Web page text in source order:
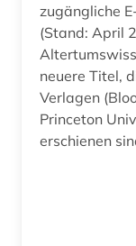
amerika (31)
zugängliche
(Stand: April
neuere Titel,
Verlagen
Princeton
erschienen